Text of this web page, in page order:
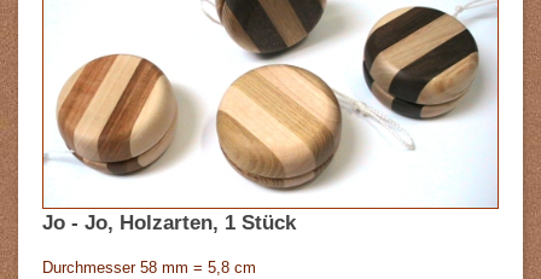
Jo - Jo, Holzarten, 1 Stück
Durchmesser 58 mm = 5,8 cm